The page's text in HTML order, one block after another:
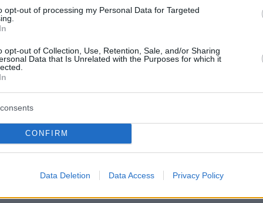
opt-out of processing my Personal Data for Targeted
opt-out of Collection, Use, Retention, Sale, and/or Sharing
Data that Is Unrelated with the Purposes for which it
CONFIRM
Data Deletion Data Access Privacy Policy
τα περιστατικά που μπορεί να
τον ανθρωπισμό και το συναίσθημα,
και τις αποφάσεις τις οποίες παίρνουν.
ενημερώνεται ο Πρωθυπουργός
ο οποίος έχει δώσει εντολή για να
προσοχή σε ιδιαίτερα ευαίσθητα
όπως είναι αυτά των μικρών παιδιών»
protothema.gr στο Google News
και μάθετε πρώτοι